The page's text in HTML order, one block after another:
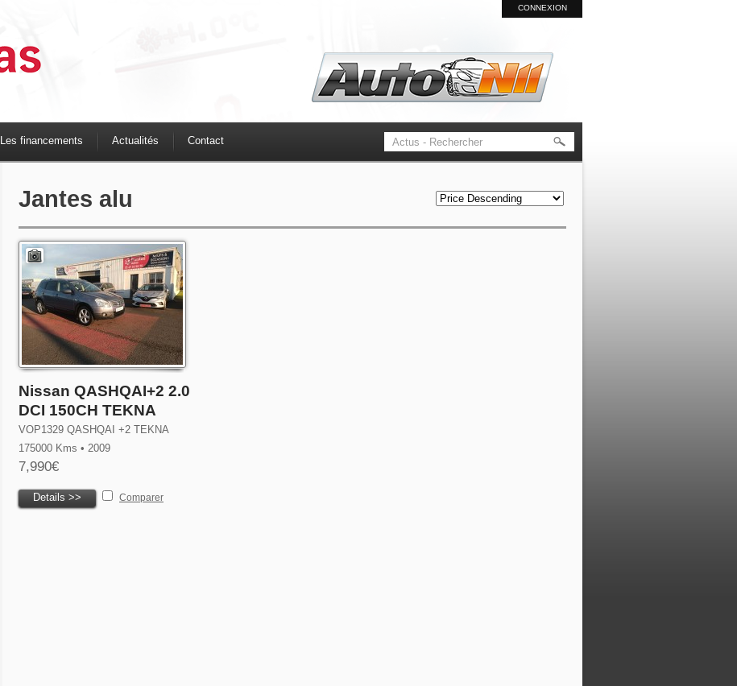
CONNEXION
Les financements Actualités Contact
Jantes alu
Nissan QASHQAI+2 2.0
DCI 150CH TEKNA
VOP1329 QASHQAI +2 TEKNA
175000 Kms • 2009
7,990€
Details >> Comparer